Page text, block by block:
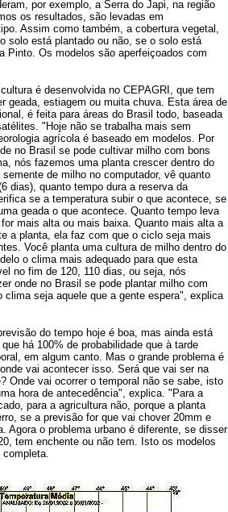
por exemplo, a Serra do Japi, na região
os resultados, são levadas em
Assim como também, a cobertura vegetal,
solo está plantado ou não, se o solo está
Pinto. Os modelos são aperfeiçoados com
é desenvolvida no CEPAGRI, que tem
geada, estiagem ou muita chuva. Esta área de
é feita para áreas do Brasil todo, baseada
"Hoje não se trabalha mais sem
agrícola é baseado em modelos. Por
no Brasil se pode cultivar milho com bons
nós fazemos uma planta crescer dentro do
de milho no computador, vê quanto
dias), quanto tempo dura a reserva da
se a temperatura subir o que acontece, se
geada o que acontece. Quanto tempo leva
mais alta ou mais baixa. Quanto mais alta a
a planta, ela faz com que o ciclo seja mais
Você planta uma cultura de milho dentro do
o clima mais adequado para que esta
no fim de 120, 110 dias, ou seja, nós
onde no Brasil se pode plantar milho com
clima seja aquele que a gente espera", explica
do tempo hoje é boa, mas ainda está
há 100% de probabilidade que à tarde
em algum canto. Mas o grande problema é
vai acontecer isso. Será que vai ser na
Onde vai ocorrer o temporal não se sabe, isto
hora de antecedência", explica. "Para a
para a agricultura não, porque a planta
se a previsão for que vai chover 20mm e
Agora o problema urbano é diferente, se disser
tem enchente ou não tem. Isto os modelos
completa.